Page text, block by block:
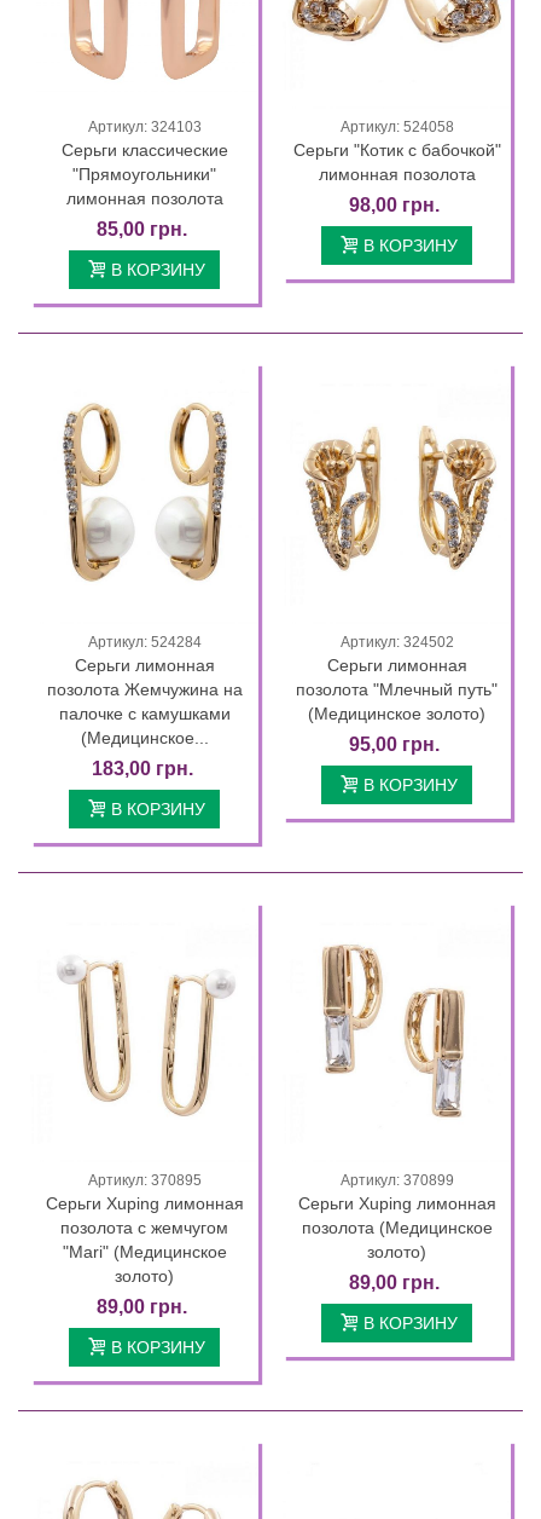
Артикул: 324103
Серьги классические
"Прямоугольники"
лимонная позолота
85,00 грн.
В КОРЗИНУ
Артикул: 524058
Серьги "Котик с бабочкой"
лимонная позолота
98,00 грн.
В КОРЗИНУ
Артикул: 524284
Серьги лимонная
позолота Жемчужина на
палочке с камушками
(Медицинское...
183,00 грн.
В КОРЗИНУ
Артикул: 324502
Серьги лимонная
позолота "Млечный путь"
(Медицинское золото)
95,00 грн.
В КОРЗИНУ
Артикул: 370895
Серьги Xuping лимонная
позолота с жемчугом
"Mari" (Медицинское
золото)
89,00 грн.
В КОРЗИНУ
Артикул: 370899
Серьги Xuping лимонная
позолота (Медицинское
золото)
89,00 грн.
В КОРЗИНУ